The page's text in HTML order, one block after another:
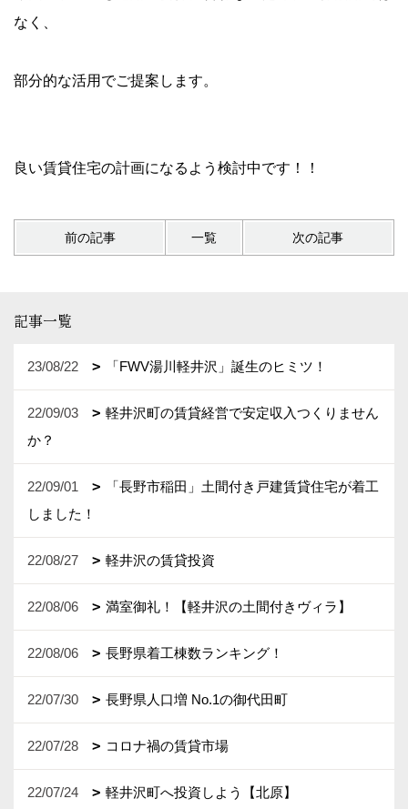
なく、
部分的な活用でご提案します。
良い賃貸住宅の計画になるよう検討中です！！
前の記事 一覧 次の記事
記事一覧
23/08/22 「FWV湯川軽井沢」誕生のヒミツ！
22/09/03
軽井沢町の賃貸経営で安定収入つくりません
か？
22/09/01
「長野市稲田」土間付き戸建賃貸住宅が着工
しました！
22/08/27 軽井沢の賃貸投資
22/08/06 満室御礼！【軽井沢の土間付きヴィラ】
22/08/06 長野県着工棟数ランキング！
22/07/30 長野県人口増 No.1の御代田町
22/07/28 コロナ禍の賃貸市場
22/07/24 軽井沢町へ投資しよう【北原】